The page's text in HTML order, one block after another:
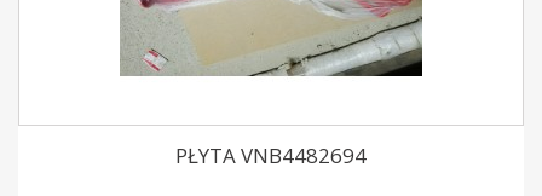
PŁYTA VNB4482694